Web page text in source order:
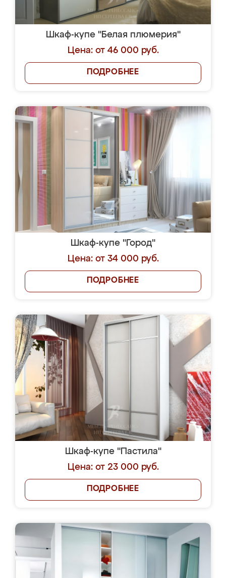
Шкаф-купе "Белая плюмерия"
Цена: от 46 000 руб.
ПОДРОБНЕЕ
Шкаф-купе "Город"
Цена: от 34 000 руб.
ПОДРОБНЕЕ
Шкаф-купе "Пастила"
Цена: от 23 000 руб.
ПОДРОБНЕЕ